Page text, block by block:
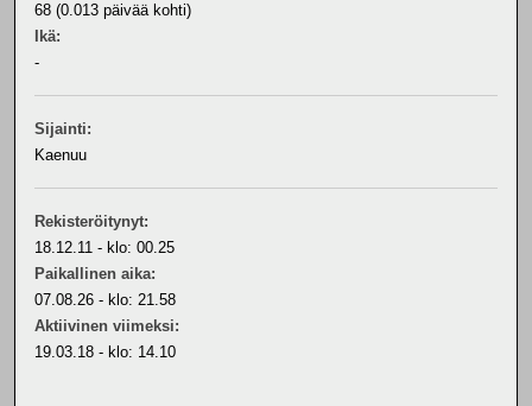
68 (0.013 päivää kohti)
Ikä:
-
Sijainti:
Kaenuu
Rekisteröitynyt:
18.12.11 - klo: 00.25
Paikallinen aika:
07.08.26 - klo: 21.58
Aktiivinen viimeksi:
19.03.18 - klo: 14.10